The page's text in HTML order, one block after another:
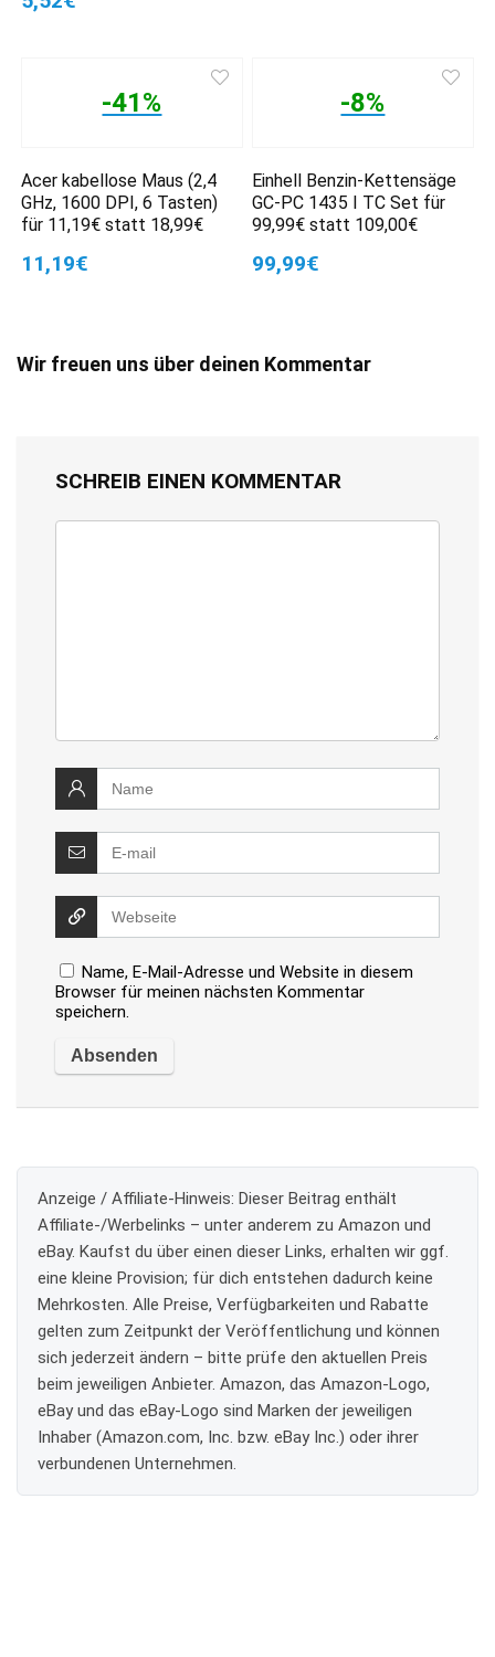
-41%
Acer kabellose Maus (2,4
GHz, 1600 DPI, 6 Tasten)
für 11,19€ statt 18,99€
11,19€
-8%
Einhell Benzin-Kettensäge
GC-PC 1435 I TC Set für
99,99€ statt 109,00€
99,99€
Wir freuen uns über deinen Kommentar
SCHREIB EINEN KOMMENTAR
Name, E-Mail-Adresse und Website in diesem
Browser für meinen nächsten Kommentar
speichern.
Anzeige / Affiliate-Hinweis: Dieser Beitrag enthält
Affiliate-/Werbelinks – unter anderem zu Amazon und
eBay. Kaufst du über einen dieser Links, erhalten wir ggf.
eine kleine Provision; für dich entstehen dadurch keine
Mehrkosten. Alle Preise, Verfügbarkeiten und Rabatte
gelten zum Zeitpunkt der Veröffentlichung und können
sich jederzeit ändern – bitte prüfe den aktuellen Preis
beim jeweiligen Anbieter. Amazon, das Amazon-Logo,
eBay und das eBay-Logo sind Marken der jeweiligen
Inhaber (Amazon.com, Inc. bzw. eBay Inc.) oder ihrer
verbundenen Unternehmen.